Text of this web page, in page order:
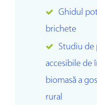
Ghidul
brichete
Studiu de
accesibile de
biomasă a
rural